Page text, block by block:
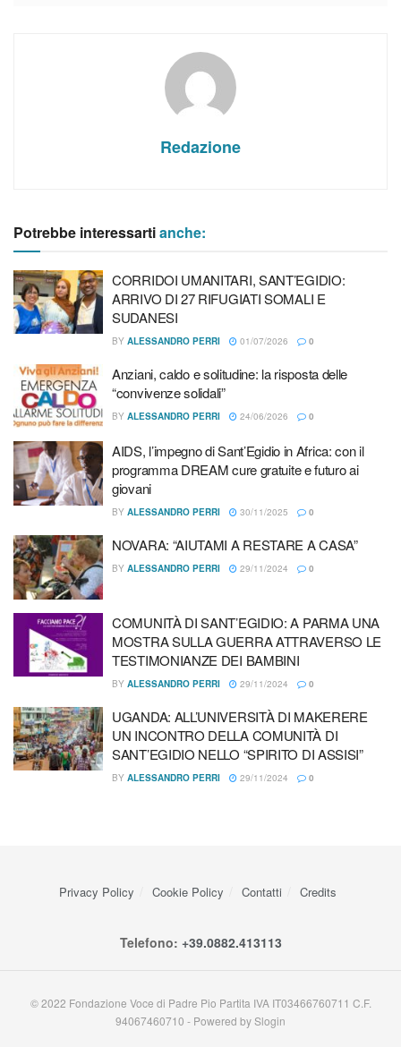
Articolicorrelati
CORRIDOI UMANITARI, SANT’EGIDIO: ARRIVO DI 27
RIFUGIATI SOMALI E SUDANESI
Anziani, caldo e solitudine: la risposta delle “convivenze
solidali”
AIDS, l’impegno di Sant’Egidio in Africa: con il programma
DREAM cure gratuite e futuro ai giovani
Redazione
Potrebbe interessartianche:
CORRIDOI UMANITARI, SANT’EGIDIO:
ARRIVO DI 27 RIFUGIATI SOMALI E
SUDANESI
BY ALESSANDRO PERRI 01/07/2026 0
Anziani, caldo e solitudine: la risposta delle
“convivenze solidali”
BY ALESSANDRO PERRI 24/06/2026 0
AIDS, l’impegno di Sant’Egidio in Africa: con il
programma DREAM cure gratuite e futuro ai
giovani
BY ALESSANDRO PERRI 30/11/2025 0
NOVARA: “AIUTAMI A RESTARE A CASA”
BY ALESSANDRO PERRI 29/11/2024 0
COMUNITÀ DI SANT’EGIDIO: A PARMA UNA
MOSTRA SULLA GUERRA ATTRAVERSO LE
TESTIMONIANZE DEI BAMBINI
BY ALESSANDRO PERRI 29/11/2024 0
UGANDA: ALL’UNIVERSITÀ DI MAKERERE
UN INCONTRO DELLA COMUNITÀ DI
SANT’EGIDIO NELLO “SPIRITO DI ASSISI”
BY ALESSANDRO PERRI 29/11/2024 0
Privacy Policy Cookie Policy Contatti Credits
Telefono: +39.0882.413113
© 2022 Fondazione Voce di Padre Pio Partita IVA IT03466760711 C.F.
94067460710 - Powered by Slogin